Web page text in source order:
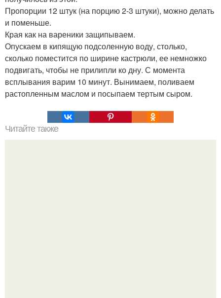
Пропорции 12 штук (на порцию 2-3 штуки), можно делать
и поменьше.
Края как на вареники защипываем.
Опускаем в кипящую подсоленную воду, столько,
сколько поместится по ширине кастрюли, ее немножко
подвигать, чтобы не прилипли ко дну. С момента
всплывания варим 10 минут. Вынимаем, поливаем
растопленным маслом и посыпаем тертым сыром.
Читайте также